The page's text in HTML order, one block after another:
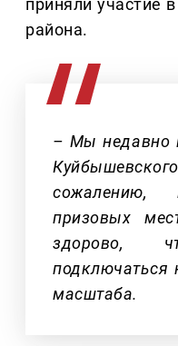
приняли участие
района.
– Мы недавно
призовых
здорово,
подключаться
масштаба.